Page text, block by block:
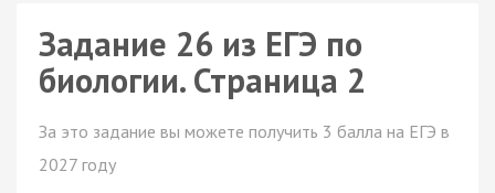
Задание 26 из ЕГЭ по
биологии. Страница 2
За это задание вы можете получить 3 балла на ЕГЭ в
2027 году